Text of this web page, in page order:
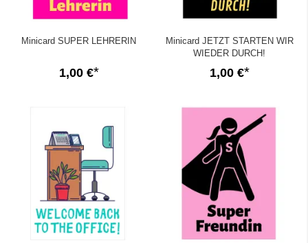
Minicard SUPER LEHRERIN
1,00 €
Minicard JETZT STARTEN WIR
WIEDER DURCH!
1,00 €